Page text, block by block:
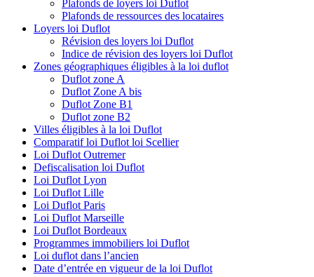
Plafonds de loyers loi Duflot
Plafonds de ressources des locataires
Loyers loi Duflot
Révision des loyers loi Duflot
Indice de révision des loyers loi Duflot
Zones géographiques éligibles à la loi duflot
Duflot zone A
Duflot Zone A bis
Duflot Zone B1
Duflot zone B2
Villes éligibles à la loi Duflot
Comparatif loi Duflot loi Scellier
Loi Duflot Outremer
Defiscalisation loi Duflot
Loi Duflot Lyon
Loi Duflot Lille
Loi Duflot Paris
Loi Duflot Marseille
Loi Duflot Bordeaux
Programmes immobiliers loi Duflot
Loi duflot dans l’ancien
Date d’entrée en vigueur de la loi Duflot